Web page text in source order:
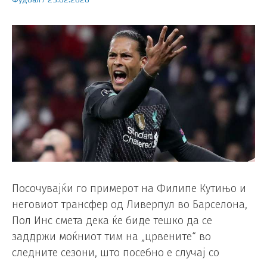
Посочувајќи го примерот на Филипе Кутињо и
неговиот трансфер од Ливерпул во Барселона,
Пол Инс смета дека ќе биде тешко да се
заддржи моќниот тим на „црвените“ во
следните сезони, што посебно е случај со